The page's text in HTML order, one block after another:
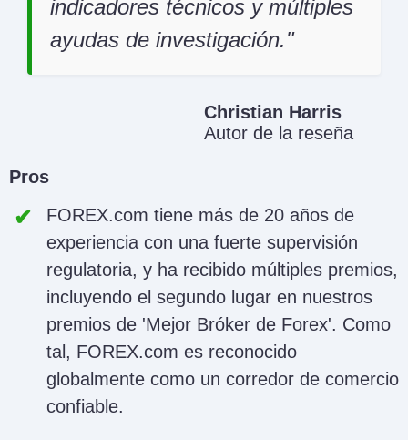
indicadores técnicos y múltiples
ayudas de investigación.
Christian Harris
Autor de la reseña
Pros
FOREX.com tiene más de 20 años de
experiencia con una fuerte supervisión
regulatoria, y ha recibido múltiples premios,
incluyendo el segundo lugar en nuestros
premios de 'Mejor Bróker de Forex'. Como
tal, FOREX.com es reconocido
globalmente como un corredor de comercio
confiable.